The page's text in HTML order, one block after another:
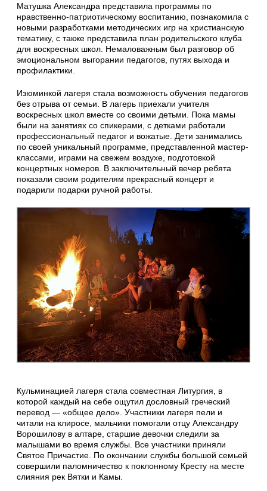
Матушка Александра представила программы по
нравственно-патриотическому воспитанию, познакомила с
новыми разработками методических игр на христианскую
тематику, с также представила план родительского клуба
для воскресных школ. Немаловажным был разговор об
эмоциональном выгорании педагогов, путях выхода и
профилактики.
Изюминкой лагеря стала возможность обучения педагогов
без отрыва от семьи. В лагерь приехали учителя
воскресных школ вместе со своими детьми. Пока мамы
были на занятиях со спикерами, с детками работали
профессиональный педагог и вожатые. Дети занимались
по своей уникальный программе, представленной мастер-
классами, играми на свежем воздухе, подготовкой
концертных номеров. В заключительный вечер ребята
показали своим родителям прекрасный концерт и
подарили подарки ручной работы.
Кульминацией лагеря стала совместная Литургия, в
которой каждый на себе ощутил дословный греческий
перевод — «общее дело». Участники лагеря пели и
читали на клиросе, мальчики помогали отцу Александру
Ворошилову в алтаре, старшие девочки следили за
малышами во время службы. Все участники приняли
Святое Причастие. По окончании службы большой семьей
совершили паломничество к поклонному Кресту на месте
слияния рек Вятки и Камы.